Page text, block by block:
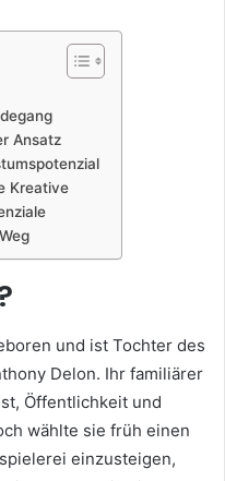
Ansatz
Kreative
und ist Tochter des
Delon. Ihr familiärer
Öffentlichkeit und
wählte sie früh einen
einzusteigen,